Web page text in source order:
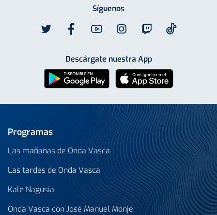
Síguenos
Descárgate nuestra App
Programas
Las mañanas de Onda Vasca
Las tardes de Onda Vasca
Kale Nagusia
Onda Vasca con José Manuel Monje